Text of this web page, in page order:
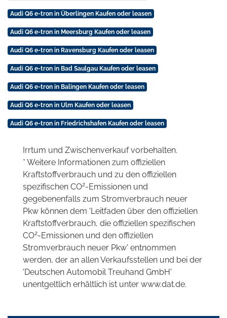
Audi Q6 e-tron in Überlingen Kaufen oder leasen
Audi Q6 e-tron in Meersburg Kaufen oder leasen
Audi Q6 e-tron in Ravensburg Kaufen oder leasen
Audi Q6 e-tron in Bad Saulgau Kaufen oder leasen
Audi Q6 e-tron in Balingen Kaufen oder leasen
Audi Q6 e-tron in Ulm Kaufen oder leasen
Audi Q6 e-tron in Friedrichshafen Kaufen oder leasen
Irrtum und Zwischenverkauf vorbehalten.
* Weitere Informationen zum offiziellen
Kraftstoffverbrauch und zu den offiziellen
spezifischen CO2-Emissionen und
gegebenenfalls zum Stromverbrauch neuer
Pkw können dem 'Leitfaden über den offiziellen
Kraftstoffverbrauch, die offiziellen spezifischen
CO2-Emissionen und den offiziellen
Stromverbrauch neuer Pkw' entnommen
werden, der an allen Verkaufsstellen und bei der
'Deutschen Automobil Treuhand GmbH'
unentgeltlich erhältlich ist unter www.dat.de.